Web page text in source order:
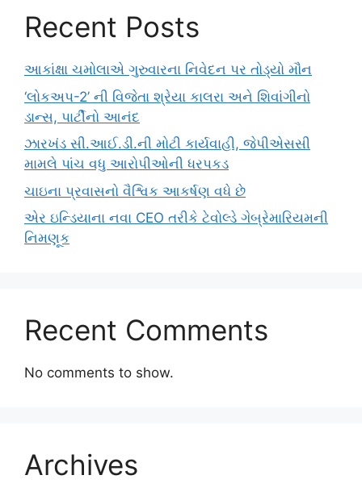
Recent Posts
આકાંક્ષા ચમોલાએ ગુરુવારના નિવેદન પર તોડ્યો મૌન
‘લોકઅપ-2’ ની વિજેતા શ્રેયા કાલરા અને શિવાંગીનો
ડાન્સ, પાર્ટીનો આનંદ
ઝારખંડ સી.આઈ.ડી.ની મોટી કાર્યવાહી, જેપીએસસી
મામલે પાંચ વધુ આરોપીઓની ધરપકડ
ચાઇના પ્રવાસનો વૈશ્વિક આકર્ષણ વધે છે
એર ઇન્ડિયાના નવા CEO તરીકે ટેવોલ્ડે ગેબ્રેમારિયમની
નિમણૂક
Recent Comments
No comments to show.
Archives